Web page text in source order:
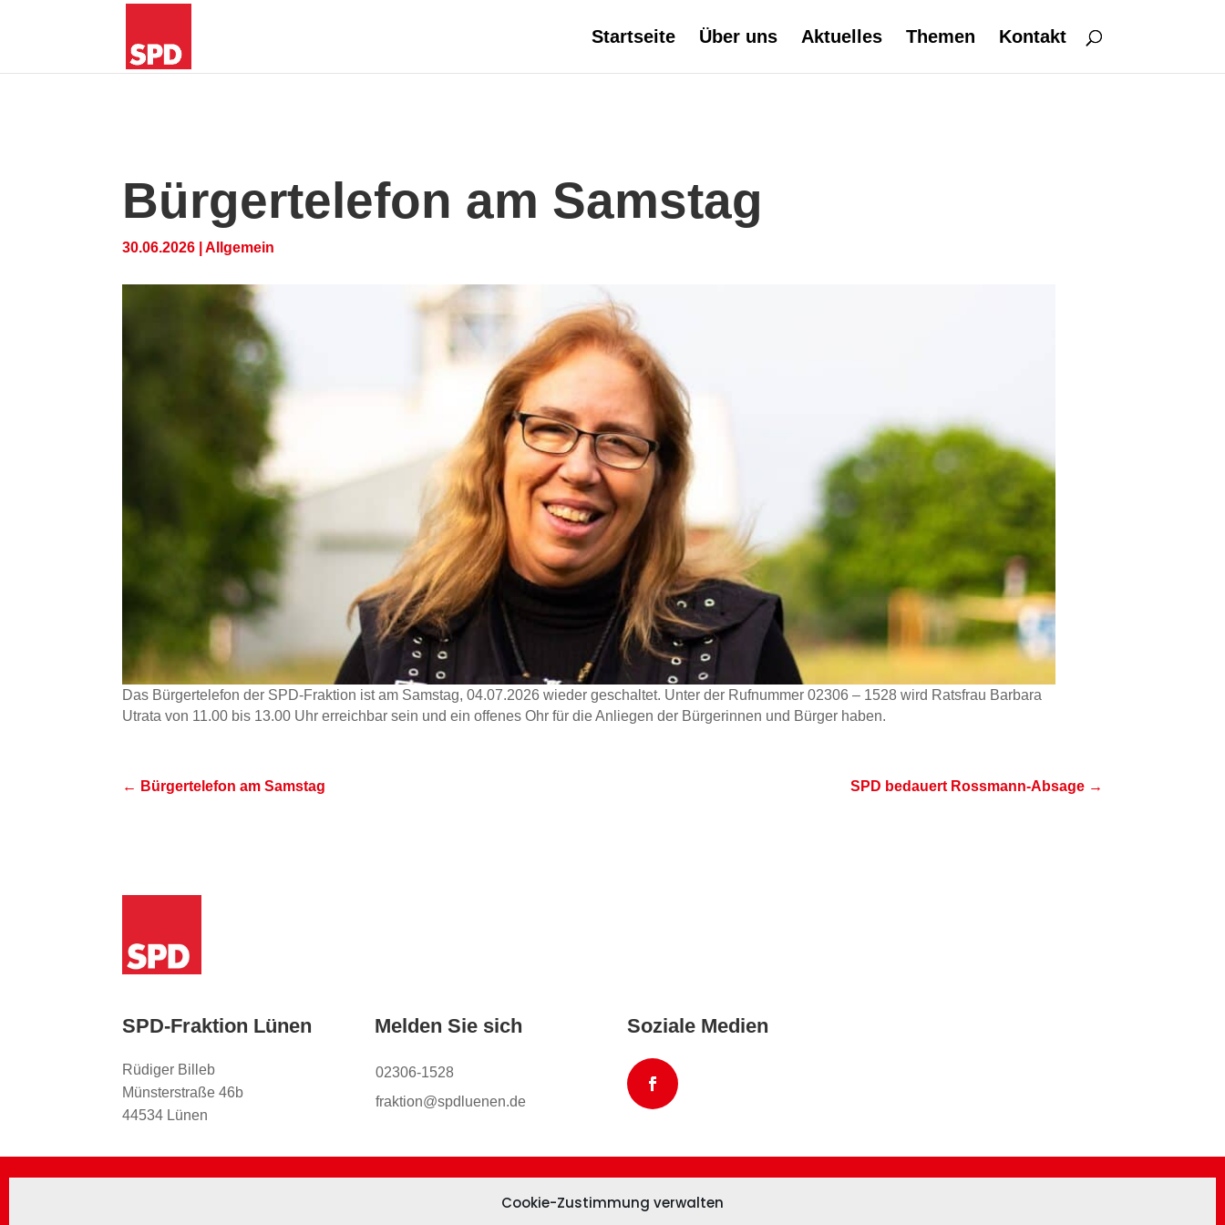
Cookie-Zustimmung verwalten
Startseite Über uns Aktuelles Themen Kontakt
Bürgertelefon am Samstag
30.06.2026 |Allgemein
Das Bürgertelefon der SPD-Fraktion ist am Samstag, 04.07.2026 wieder geschaltet. Unter der Rufnummer 02306 – 1528 wird Ratsfrau Barbara
Utrata von 11.00 bis 13.00 Uhr erreichbar sein und ein offenes Ohr für die Anliegen der Bürgerinnen und Bürger haben.
← Bürgertelefon am Samstag SPD bedauert Rossmann-Absage→
SPD-Fraktion Lünen
Rüdiger Billeb
Münsterstraße 46b
44534 Lünen
Melden Sie sich
02306-1528
fraktion@spdluenen.de
Soziale Medien
Cookie-Richtlinie (EU)